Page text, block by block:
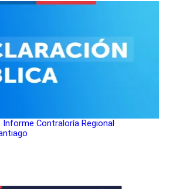
Informe Contraloría Regional